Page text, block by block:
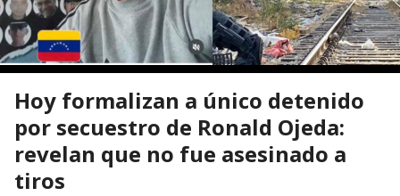
Hoy formalizan a único detenido
por secuestro de Ronald Ojeda:
revelan que no fue asesinado a
tiros